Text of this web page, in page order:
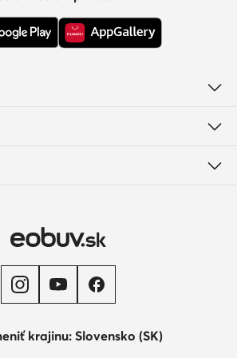
sú tieto topánky módne a zároveň
Zaobstarajte si pár podľa
pochopíte, o čom hovoríme!
krajinu: Slovensko (SK)